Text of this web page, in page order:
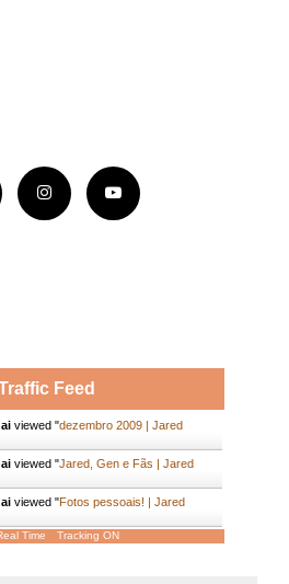
Feed
viewed "dezembro 2009 | Jared
viewed "Jared, Gen e Fãs | Jared
viewed "Fotos pessoais! | Jared
Time Tracking ON